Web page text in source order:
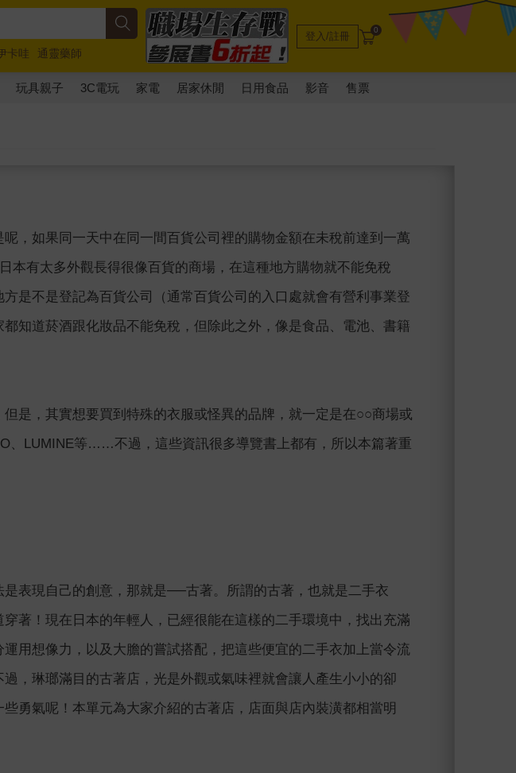
卡哇
通靈藥師
跑
登入/註冊 0
玩具親子 3C電玩 家電 居家休閒 日用食品 影音 售票
，如果同一天中在同一間百貨公司裡的購物金額在未稅前達到一萬
本有太多外觀長得很像百貨的商場，在這種地方購物就不能免稅
是不是登記為百貨公司（通常百貨公司的入口處就會有營利事業登
知道菸酒跟化妝品不能免稅，但除此之外，像是食品、電池、書籍
是，其實想要買到特殊的衣服或怪異的品牌，就一定是在○○商場或
、LUMINE等……不過，這些資訊很多導覽書上都有，所以本篇著重
表現自己的創意，那就是──古著。所謂的古著，也就是二手衣
著！現在日本的年輕人，已經很能在這樣的二手環境中，找出充滿
用想像力，以及大膽的嘗試搭配，把這些便宜的二手衣加上當令流
，琳瑯滿目的古著店，光是外觀或氣味裡就會讓人產生小小的卻
勇氣呢！本單元為大家介紹的古著店，店面與店內裝潢都相當明